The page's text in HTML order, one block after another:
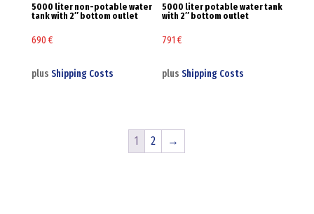
5000 liter non-potable water
tank with 2″ bottom outlet
690 €
plus Shipping Costs
5000 liter potable water tank
with 2″ bottom outlet
791€
plusShipping Costs
1 2 →